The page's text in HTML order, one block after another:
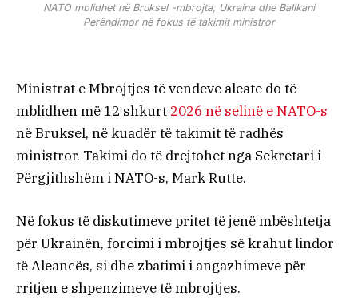
NATO mblidhet në Bruksel -mbrojta, Ukraina dhe Ballkani
Perëndimor në fokus të takimit ministror
Ministrat e Mbrojtjes të vendeve aleate do të
mblidhen më 12 shkurt 2026 në selinë e NATO-s
në Bruksel, në kuadër të takimit të radhës
ministror. Takimi do të drejtohet nga Sekretari i
Përgjithshëm i NATO-s, Mark Rutte.
Në fokus të diskutimeve pritet të jenë mbështetja
për Ukrainën, forcimi i mbrojtjes së krahut lindor
të Aleancës, si dhe zbatimi i angazhimeve për
rritjen e shpenzimeve të mbrojtjes.